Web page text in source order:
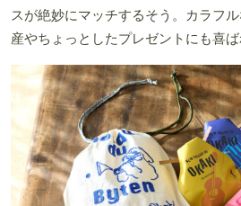
スが絶妙にマッチするそう。カラフ
産やちょっとしたプレゼントにも喜ば